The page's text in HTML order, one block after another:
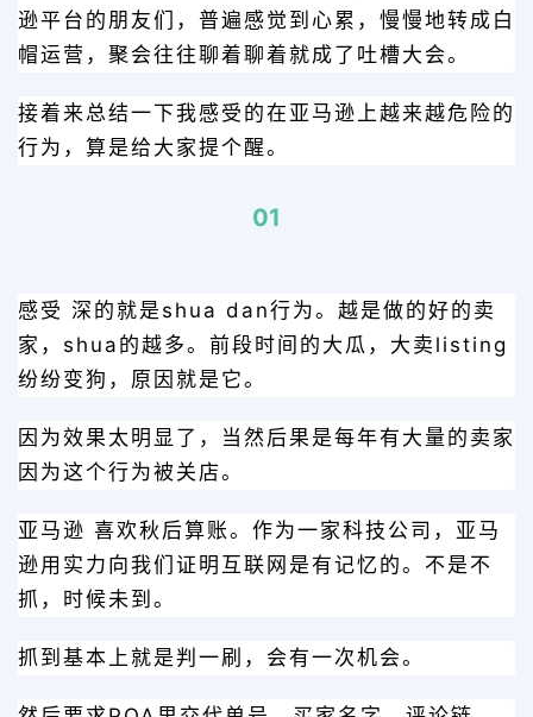
逊平台的朋友们，普遍感觉到心累，慢慢地转成白
帽运营，聚会往往聊着聊着就成了吐槽大会。
接着来总结一下我感受的在亚马逊上越来越危险的
行为，算是给大家提个醒。
01
感受 深的就是shua dan行为。越是做的好的卖
家，shua的越多。前段时间的大瓜，大卖listing
纷纷变狗，原因就是它。
因为效果太明显了，当然后果是每年有大量的卖家
因为这个行为被关店。
亚马逊 喜欢秋后算账。作为一家科技公司，亚马
逊用实力向我们证明互联网是有记忆的。不是不
抓，时候未到。
抓到基本上就是判一刷，会有一次机会。